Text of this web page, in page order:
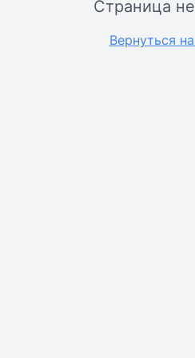
Страница
Вернуться